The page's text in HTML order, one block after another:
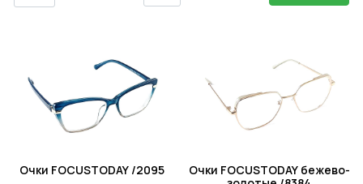
Очки FOCUSTODAY /2095
Очки FOCUSTODAY бежево-